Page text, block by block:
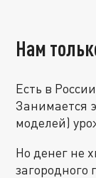
Нам
Есть в
Занимается
моделей)
Но денег не
загородного